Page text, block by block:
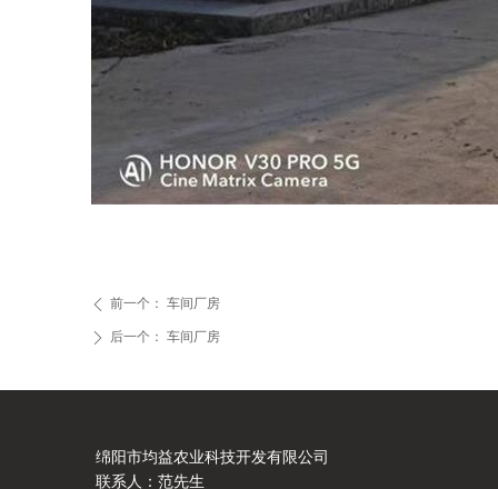
ꄴ 前一个： 车间厂房
ꄲ 后一个： 车间厂房
绵阳市均益农业科技开发有限公司
联系人：范先生